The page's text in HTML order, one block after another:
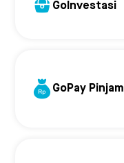
GoInvestasi
GoPay Pinjam